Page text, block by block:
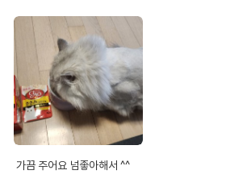
가끔 주어요 넘좋아해서 ^^